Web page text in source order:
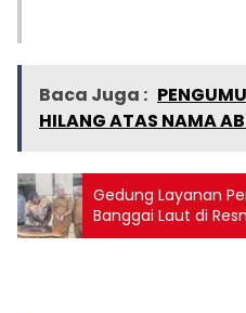
Baca Juga :
HILANG ATAS NAMA
Gedung Layanan
Banggai Laut di